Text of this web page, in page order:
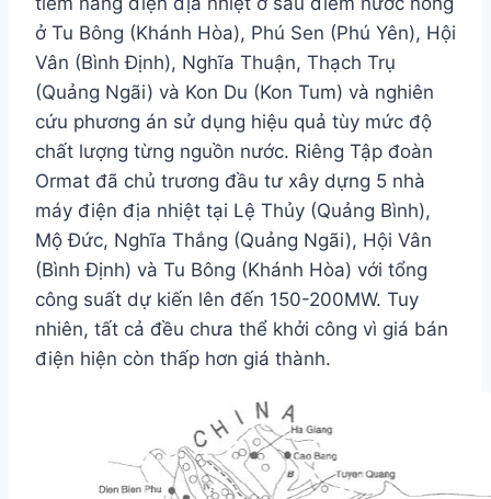
ở Tu Bông (Khánh Hòa), Phú Sen (Phú Yên), Hội
Vân (Bình Định), Nghĩa Thuận, Thạch Trụ
(Quảng Ngãi) và Kon Du (Kon Tum) và nghiên
cứu phương án sử dụng hiệu quả tùy mức độ
chất lượng từng nguồn nước. Riêng Tập đoàn
Ormat đã chủ trương đầu tư xây dựng 5 nhà
máy điện địa nhiệt tại Lệ Thủy (Quảng Bình),
Mộ Đức, Nghĩa Thắng (Quảng Ngãi), Hội Vân
(Bình Định) và Tu Bông (Khánh Hòa) với tổng
công suất dự kiến lên đến 150-200MW. Tuy
nhiên, tất cả đều chưa thể khởi công vì giá bán
điện hiện còn thấp hơn giá thành.